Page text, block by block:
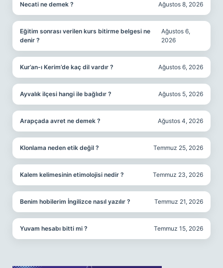
Necati ne demek ? Ağustos 8, 2026
Eğitim sonrası verilen kurs bitirme belgesi ne
denir ?
Ağustos 6,
2026
Kur’an-ı Kerim’de kaç dil vardır ? Ağustos 6, 2026
Ayvalık ilçesi hangi ile bağlıdır ? Ağustos 5, 2026
Arapçada avret ne demek ? Ağustos 4, 2026
Klonlama neden etik değil ? Temmuz 25, 2026
Kalem kelimesinin etimolojisi nedir ? Temmuz 23, 2026
Benim hobilerim İngilizce nasıl yazılır ? Temmuz 21, 2026
Yuvam hesabı bitti mi ? Temmuz 15, 2026